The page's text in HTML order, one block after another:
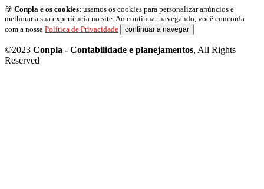
🍪 Conpla e os cookies: usamos os cookies para personalizar anúncios e
melhorar a sua experiência no site. Ao continuar navegando, você concorda
com a nossa Política de Privacidade continuar a navegar
©2023 Conpla - Contabilidade e planejamentos, All Rights
Reserved